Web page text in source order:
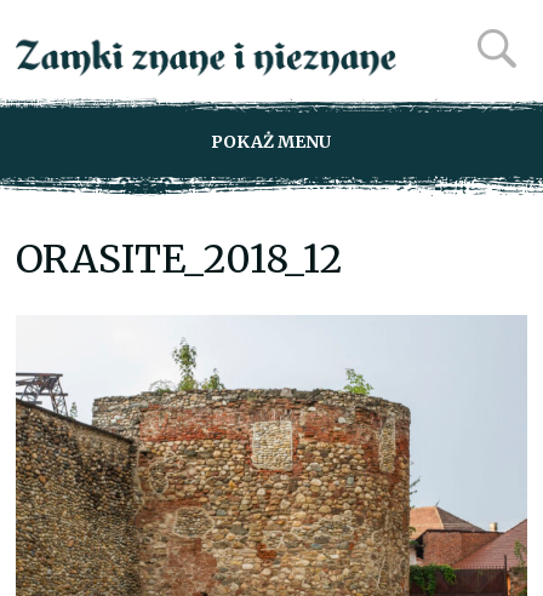
POKAŻ MENU
ORASITE_2018_12